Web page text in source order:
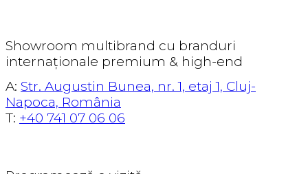
Showroom multibrand cu branduri
internaționale premium & high-end
A: Str. Augustin Bunea, nr. 1, etaj 1, Cluj-
Napoca, România
T: +40 741 07 06 06